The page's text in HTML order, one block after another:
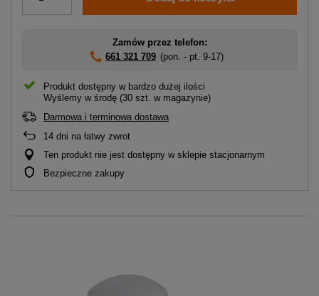
Zamów przez telefon:
661 321 709 (pon. - pt. 9-17)
Produkt dostępny w bardzo dużej ilości
Wyślemy w środę (30 szt. w magazynie)
Darmowa i terminowa dostawa
14 dni na łatwy zwrot
Ten produkt nie jest dostępny w sklepie stacjonarnym
Bezpieczne zakupy